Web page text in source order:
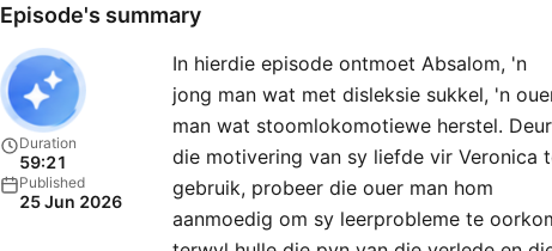
Episode's summary
Duration
59:21
Published
25 Jun 2026
In hierdie episode ontmoet Absalom, 'n
jong man wat met disleksie sukkel, 'n
man wat stoomlokomotiewe herstel. Deur
die motivering van sy liefde vir Veronica
gebruik, probeer die ouer man hom
aanmoedig om sy leerprobleme te